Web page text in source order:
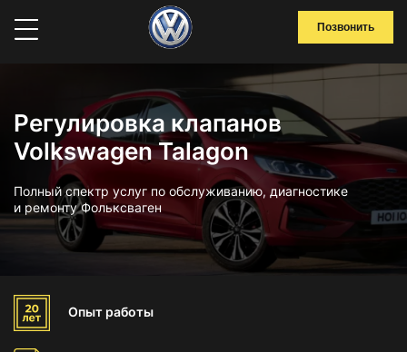
Позвонить
Регулировка клапанов
Volkswagen Talagon
Полный спектр услуг по обслуживанию, диагностике
и ремонту Фольксваген
Опыт работы